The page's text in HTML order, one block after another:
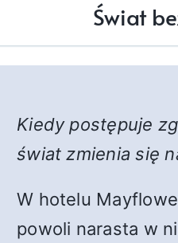
Świat
Kiedy postępuje
świat zmienia się
W hotelu
powoli narasta w